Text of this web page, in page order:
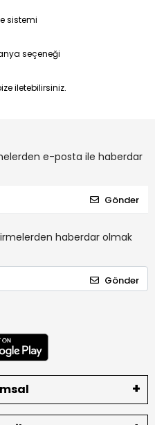
sistemi
seçeneği
iletebilirsiniz.
e-posta ile haberdar
Gönder
haberdar olmak
Gönder